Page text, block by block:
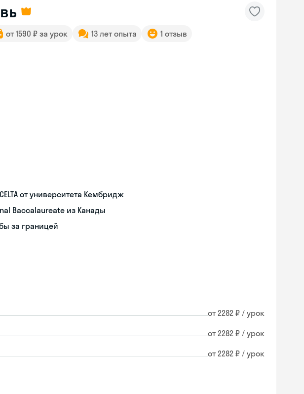
от 1590 ₽ за урок 13 лет опыта 1 отзыв
от университета Кембридж
Baccalaureate из Канады
за границей
от 2282 ₽ / урок
от 2282 ₽ / урок
от 2282 ₽ / урок